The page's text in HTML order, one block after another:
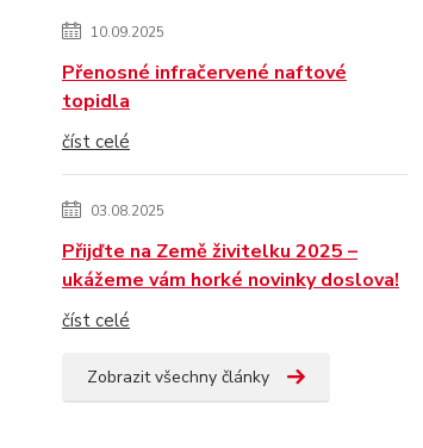
10.09.2025
Přenosné infračervené naftové
topidla
číst celé
03.08.2025
Přijďte na Země živitelku 2025 –
ukážeme vám horké novinky doslova!
číst celé
Zobrazit všechny články